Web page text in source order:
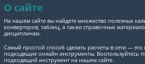
О сайте
На нашем сайте вы найдете множество полезных
конвертеров, таблиц, а также справочных
дисциплинам.
Самый простой способ сделать расчеты в сети — это
подходящие онлайн инструменты. Воспользуйтесь
подходящий инструмент на нашем сайте.